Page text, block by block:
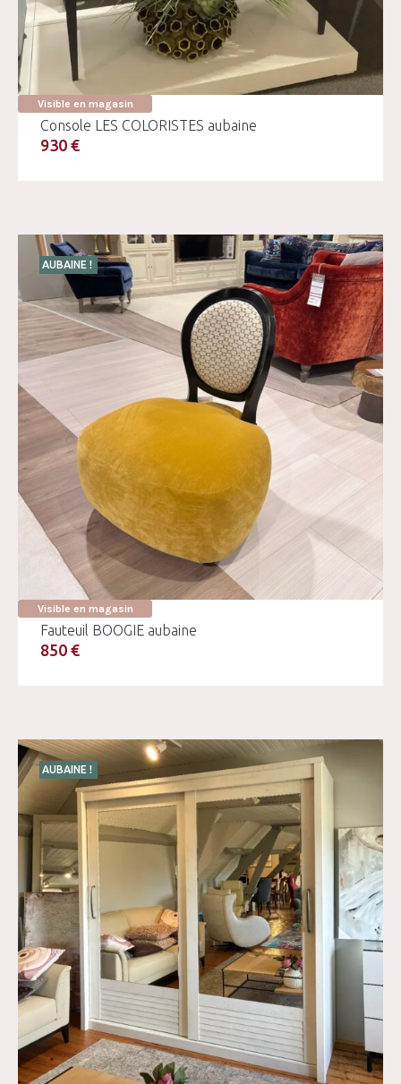
Visible en magasin
Console LES COLORISTES aubaine
930 €
AUBAINE !
Visible en magasin
Fauteuil BOOGIE aubaine
850 €
AUBAINE !